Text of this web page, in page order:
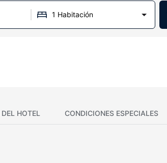
1 Habitación
HOTEL CONDICIONES ESPECIALES